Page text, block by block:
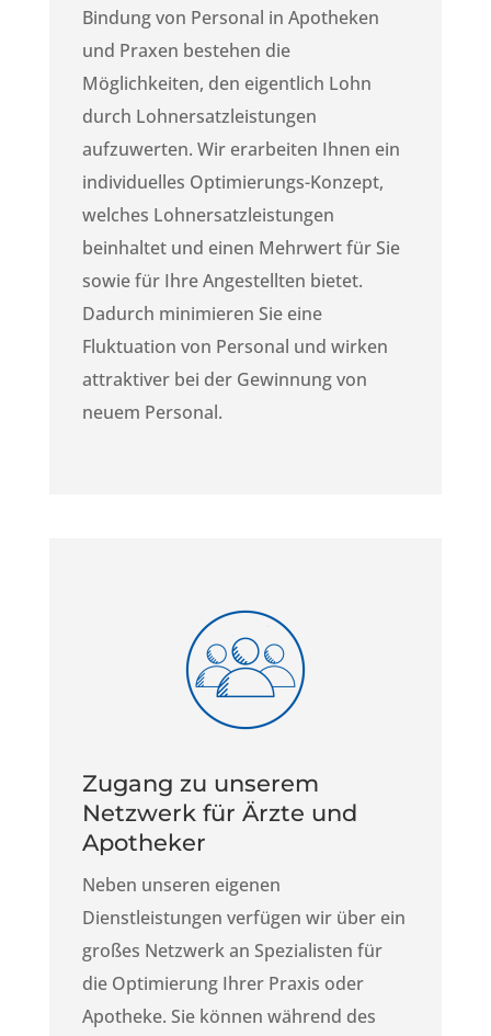
Bindung von Personal in Apotheken
und Praxen bestehen die
Möglichkeiten, den eigentlich Lohn
durch Lohnersatzleistungen
aufzuwerten. Wir erarbeiten Ihnen ein
individuelles Optimierungs-Konzept,
welches Lohnersatzleistungen
beinhaltet und einen Mehrwert für Sie
sowie für Ihre Angestellten bietet.
Dadurch minimieren Sie eine
Fluktuation von Personal und wirken
attraktiver bei der Gewinnung von
neuem Personal.
Zugang zu unserem
Netzwerk für Ärzte und
Apotheker
Neben unseren eigenen
Dienstleistungen verfügen wir über ein
großes Netzwerk an Spezialisten für
die Optimierung Ihrer Praxis oder
Apotheke. Sie können während des